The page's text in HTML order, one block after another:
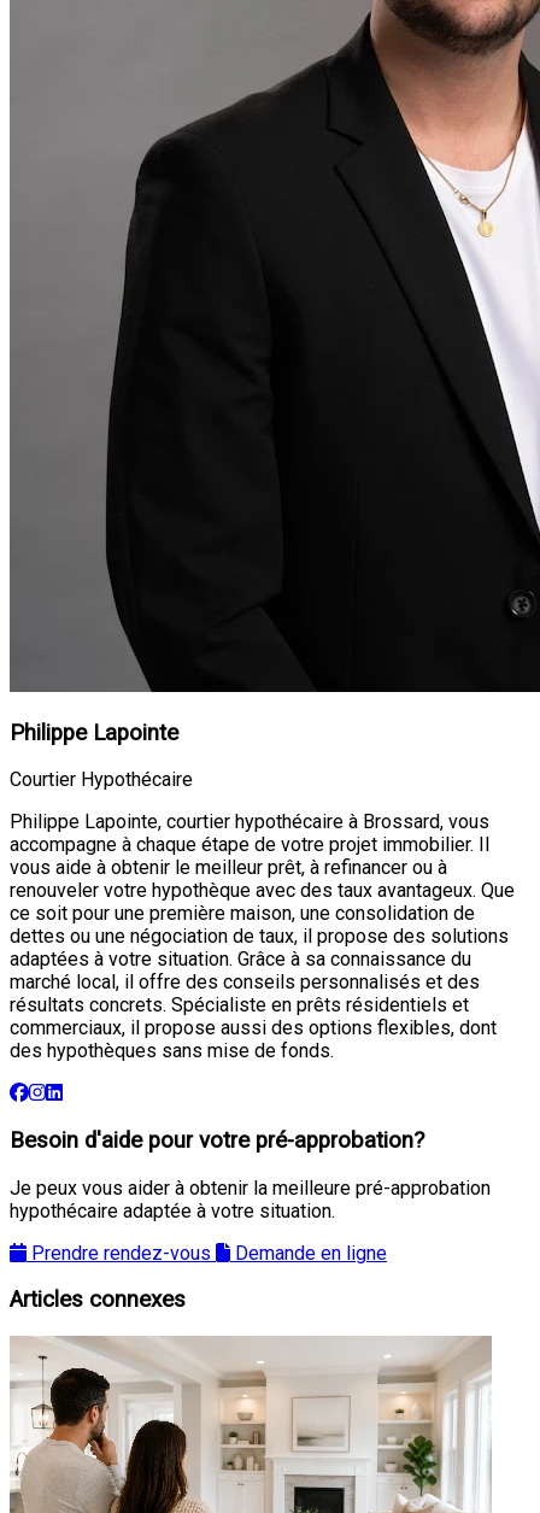
Philippe Lapointe
Courtier Hypothécaire
Philippe Lapointe, courtier hypothécaire à Brossard, vous
accompagne à chaque étape de votre projet immobilier. Il
vous aide à obtenir le meilleur prêt, à refinancer ou à
renouveler votre hypothèque avec des taux avantageux. Que
ce soit pour une première maison, une consolidation de
dettes ou une négociation de taux, il propose des solutions
adaptées à votre situation. Grâce à sa connaissance du
marché local, il offre des conseils personnalisés et des
résultats concrets. Spécialiste en prêts résidentiels et
commerciaux, il propose aussi des options flexibles, dont
des hypothèques sans mise de fonds.
Besoin d'aide pour votre pré-approbation?
Je peux vous aider à obtenir la meilleure pré-approbation
hypothécaire adaptée à votre situation.
Prendre rendez-vous
Demande en ligne
Articles connexes